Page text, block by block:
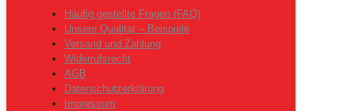
Häufig gestellte Fragen (FAQ)
Unsere Qualitat – Beispiele
Versand und Zahlung
Widerrufsrecht
AGB
Datenschutzerklärung
Impressum